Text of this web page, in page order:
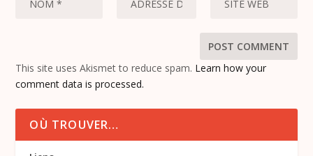
This site uses Akismet to reduce spam. Learn how your
comment data is processed.
OÙ TROUVER…